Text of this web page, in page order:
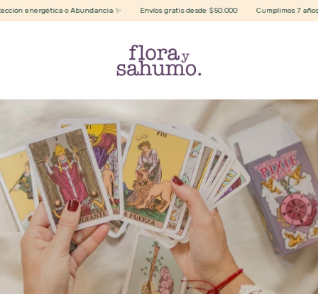
energética o Abundancia ✨ Envíos gratis desde $50.000 Cumplimos 7 años 🔮